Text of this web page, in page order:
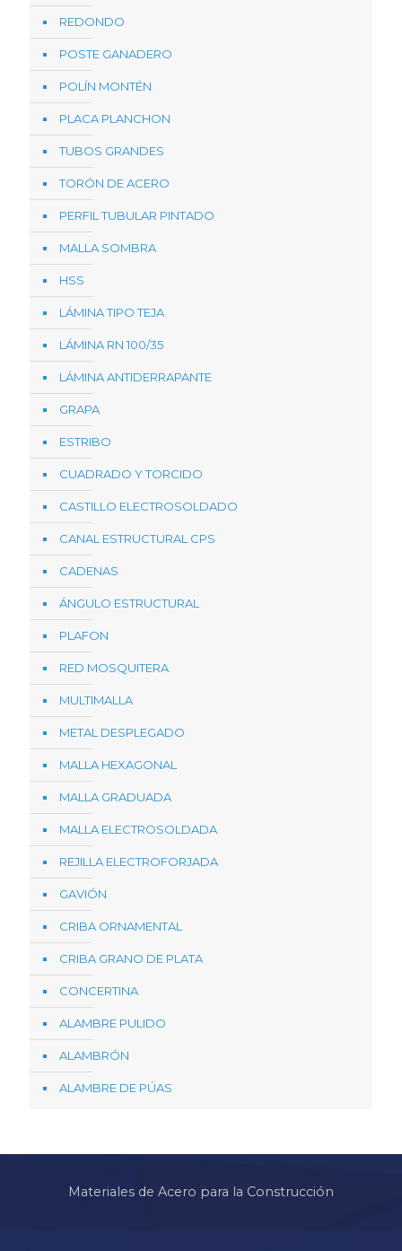
REDONDO
POSTE GANADERO
POLÍN MONTÉN
PLACA PLANCHON
TUBOS GRANDES
TORÓN DE ACERO
PERFIL TUBULAR PINTADO
MALLA SOMBRA
HSS
LÁMINA TIPO TEJA
LÁMINA RN 100/35
LÁMINA ANTIDERRAPANTE
GRAPA
ESTRIBO
CUADRADO Y TORCIDO
CASTILLO ELECTROSOLDADO
CANAL ESTRUCTURAL CPS
CADENAS
ÁNGULO ESTRUCTURAL
PLAFON
RED MOSQUITERA
MULTIMALLA
METAL DESPLEGADO
MALLA HEXAGONAL
MALLA GRADUADA
MALLA ELECTROSOLDADA
REJILLA ELECTROFORJADA
GAVIÓN
CRIBA ORNAMENTAL
CRIBA GRANO DE PLATA
CONCERTINA
ALAMBRE PULIDO
ALAMBRÓN
ALAMBRE DE PÚAS
Materiales de Acero para la Construcción